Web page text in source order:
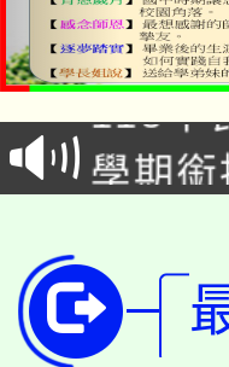
淨零
會
115年
程
學期
版
公告
代理(
「